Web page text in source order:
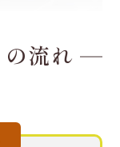
の流れ